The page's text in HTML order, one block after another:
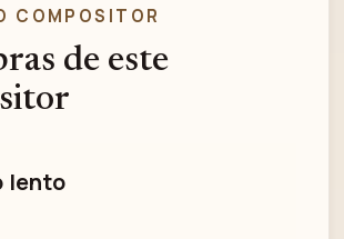
COMPOSITOR
de este
lento